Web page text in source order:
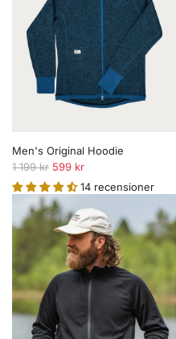
Men's Original Hoodie
O
r
d
n
r
e
p
1 199 kr 599 kr
14 recensioner